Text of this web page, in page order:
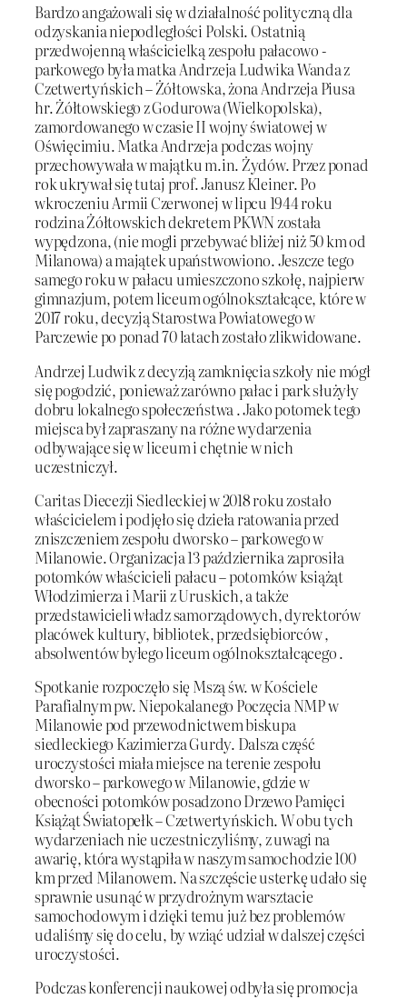
Bardzo angażowali się w działalność polityczną dla
odzyskania niepodległości Polski. Ostatnią
przedwojenną właścicielką zespołu pałacowo -
parkowego była matka Andrzeja Ludwika Wanda z
Czetwertyńskich – Żółtowska, żona Andrzeja Piusa
hr. Żółtowskiego z Godurowa (Wielkopolska),
zamordowanego w czasie II wojny światowej w
Oświęcimiu. Matka Andrzeja podczas wojny
przechowywała w majątku m.in. Żydów. Przez ponad
rok ukrywał się tutaj prof. Janusz Kleiner. Po
wkroczeniu Armii Czerwonej w lipcu 1944 roku
rodzina Żółtowskich dekretem PKWN została
wypędzona, (nie mogli przebywać bliżej niż 50 km od
Milanowa) a majątek upaństwowiono. Jeszcze tego
samego roku w pałacu umieszczono szkołę, najpierw
gimnazjum, potem liceum ogólnokształcące, które w
2017 roku, decyzją Starostwa Powiatowego w
Parczewie po ponad 70 latach zostało zlikwidowane.
Andrzej Ludwik z decyzją zamknięcia szkoły nie mógł
się pogodzić, ponieważ zarówno pałac i park służyły
dobru lokalnego społeczeństwa . Jako potomek tego
miejsca był zapraszany na różne wydarzenia
odbywające się w liceum i chętnie w nich
uczestniczył.
Caritas Diecezji Siedleckiej w 2018 roku zostało
właścicielem i podjęło się dzieła ratowania przed
zniszczeniem zespołu dworsko – parkowego w
Milanowie. Organizacja 13 października zaprosiła
potomków właścicieli pałacu – potomków książąt
Włodzimierza i Marii z Uruskich, a także
przedstawicieli władz samorządowych, dyrektorów
placówek kultury, bibliotek, przedsiębiorców ,
absolwentów byłego liceum ogólnokształcącego .
Spotkanie rozpoczęło się Mszą św. w Kościele
Parafialnym pw. Niepokalanego Poczęcia NMP w
Milanowie pod przewodnictwem biskupa
siedleckiego Kazimierza Gurdy. Dalsza część
uroczystości miała miejsce na terenie zespołu
dworsko – parkowego w Milanowie, gdzie w
obecności potomków posadzono Drzewo Pamięci
Książąt Światopełk – Czetwertyńskich. W obu tych
wydarzeniach nie uczestniczyliśmy, z uwagi na
awarię, która wystąpiła w naszym samochodzie 100
km przed Milanowem. Na szczęście usterkę udało się
sprawnie usunąć w przydrożnym warsztacie
samochodowym i dzięki temu już bez problemów
udaliśmy się do celu, by wziąć udział w dalszej części
uroczystości.
Podczas konferencji naukowej odbyła się promocja